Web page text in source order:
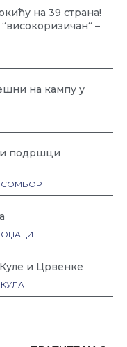
на 39 страна!
–
на кампу у
и подршци
СОМБОР
ОЏАЦИ
и Црвенке
КУЛА